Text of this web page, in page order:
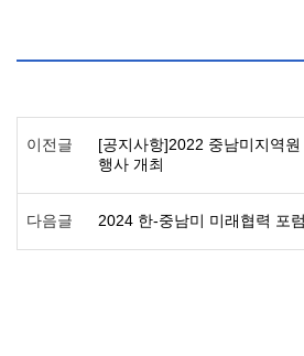
이전글
[공지사항]2022 중남미지역
행사 개최
다음글 2024 한-중남미 미래협력 포럼